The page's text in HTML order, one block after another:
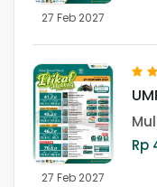
27 Feb 2027
27 Feb 2027
Rp